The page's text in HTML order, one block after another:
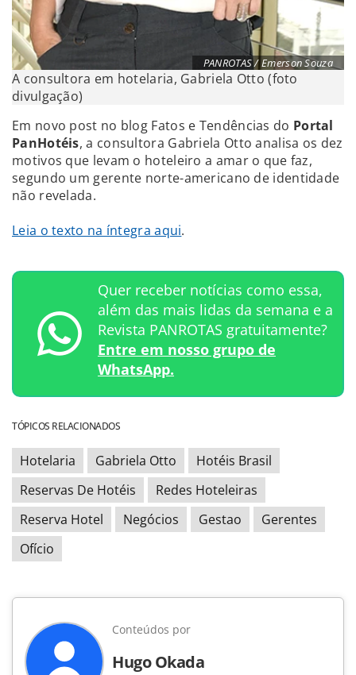
PANROTAS / Emerson Souza
A consultora em hotelaria, Gabriela Otto (foto
divulgação)
Em novo post no blog Fatos e Tendências do Portal
PanHotéis, a consultora Gabriela Otto analisa os dez
motivos que levam o hoteleiro a amar o que faz,
segundo um gerente norte-americano de identidade
não revelada.
Leia o texto na íntegra aqui.
Quer receber notícias como essa,
além das mais lidas da semana e a
Revista PANROTAS gratuitamente?
Entre em nosso grupo de
WhatsApp.
TÓPICOS RELACIONADOS
Hotelaria Gabriela Otto
Hotéis Brasil
Reservas De Hotéis
Redes Hoteleiras
Reserva Hotel
Negócios Gestao
Gerentes
Ofício
Conteúdos por
Hugo Okada